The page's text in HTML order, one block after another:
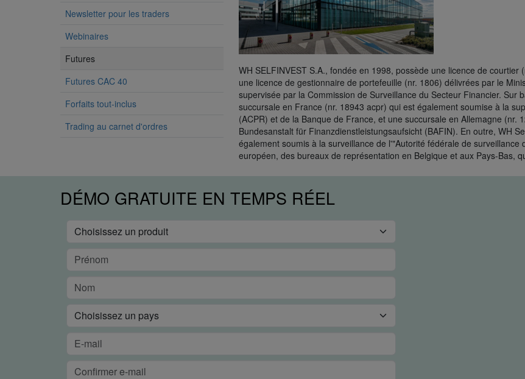
Newsletter pour les traders
Webinaires
Futures
Futures CAC 40
Forfaits tout-inclus
Trading au carnet d'ordres
WH SELFINVEST S.A., fondée en 1998, possède une licence de
une licence de gestionnaire de portefeuille (nr. 1806) délivrées par le
supervisée par la Commission de Surveillance du Secteur Financier.
succursale en France (nr. 18943 acpr) qui est également soumise à la
(ACPR) et de la Banque de France, et une succursale en Allemagne (nr.
Bundesanstalt für Finanzdienstleistungsaufsicht (BAFIN). En outre, WH
également soumis à la surveillance de l'"Autorité fédérale de
européen, des bureaux de représentation en Belgique et aux Pays-Bas,
DÉMO GRATUITE EN TEMPS RÉEL